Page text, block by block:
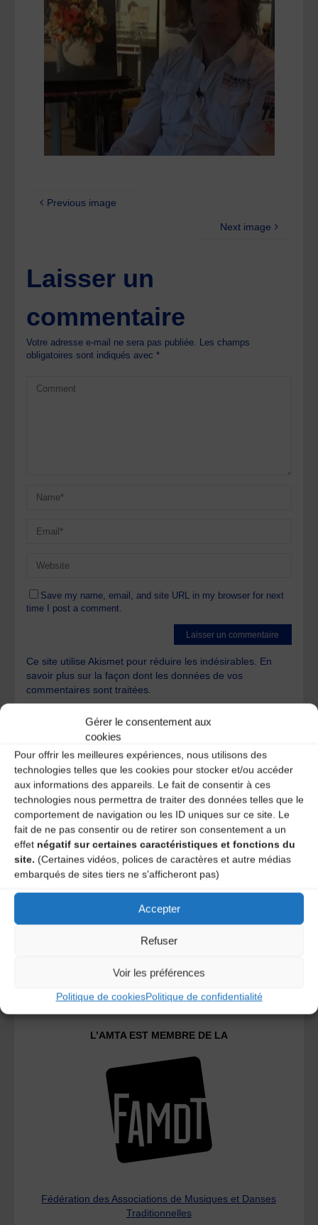
Gérer le consentement aux
cookies
Pour offrir les meilleures expériences, nous utilisons des
technologies telles que les cookies pour stocker et/ou accéder
aux informations des appareils. Le fait de consentir à ces
technologies nous permettra de traiter des données telles que le
comportement de navigation ou les ID uniques sur ce site. Le
fait de ne pas consentir ou de retirer son consentement a un
effet négatif sur certaines caractéristiques et fonctions du
site. (Certaines vidéos, polices de caractères et autre médias
embarqués de sites tiers ne s'afficheront pas)
Accepter
Refuser
Voir les préférences
Politique de cookiesPolitique de confidentialité
Previous image
Next image
Laisser un
commentaire
Votre adresse e-mail ne sera pas publiée. Les champs
obligatoires sont indiqués avec*
Save my name, email, and site URL in my browser for next
time I post a comment.
Ce site utilise Akismet pour réduire les indésirables. En
savoir plus sur la façon dont les données de vos
commentaires sont traitées.
A DECOUVRIR :
L’AMTA EST MEMBRE DE LA
Fédération des Associations de Musiques et Danses
Traditionnelles